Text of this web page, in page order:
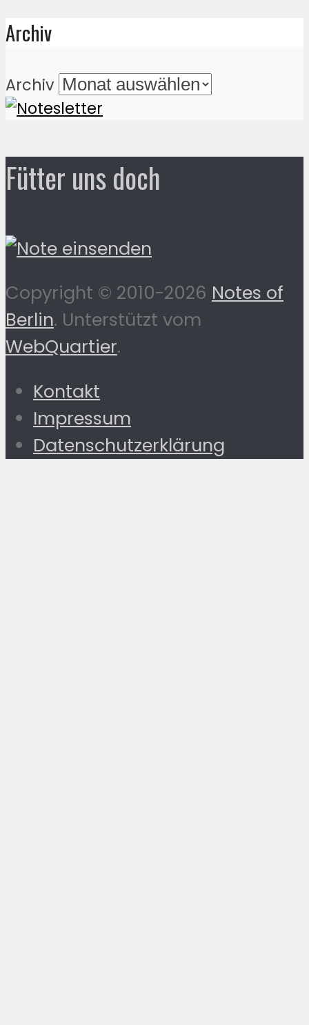
Archiv
Archiv
Fütter uns doch
Copyright © 2010-2026 Notes of
Berlin. Unterstützt vom
WebQuartier.
Kontakt
Impressum
Datenschutzerklärung